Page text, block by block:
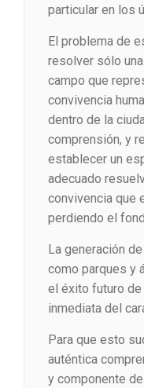
particular en los
El problema de
resolver sólo
campo que
convivencia
dentro de la
comprensión, y
establecer un
adecuado
convivencia que
perdiendo el
La generación
como parques y
el éxito futuro
inmediata del
Para que esto
auténtica
y componente